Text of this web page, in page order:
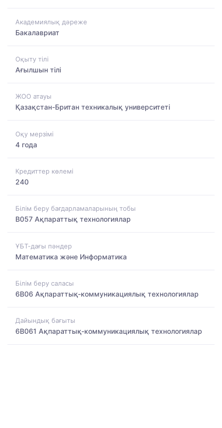
Академиялық дәреже
Бакалавриат
Оқыту тілі
Ағылшын тілі
ЖОО атауы
Қазақстан-Британ техникалық университеті
Оқу мерзімі
4 года
Кредиттер көлемі
240
Білім беру бағдарламаларының тобы
B057 Ақпараттық технологиялар
ҰБТ-дағы пәндер
Математика және Информатика
Білім беру саласы
6B06 Ақпараттық-коммуникациялық технологиялар
Дайындық бағыты
6B061 Ақпараттық-коммуникациялық технологиялар